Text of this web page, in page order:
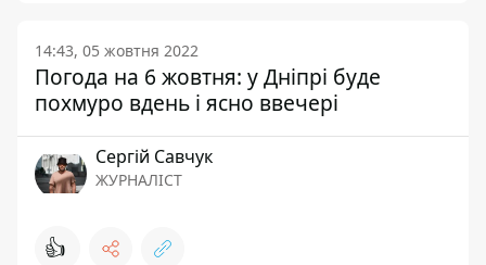
14:43, 05 жовтня 2022
Погода на 6 жовтня: у Дніпрі буде
похмуро вдень і ясно ввечері
Сергій Савчук
ЖУРНАЛІСТ
👍